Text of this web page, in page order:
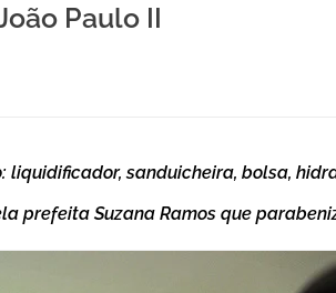
Paulo II
liquidificador, sanduicheira, bolsa,
prefeita Suzana Ramos que